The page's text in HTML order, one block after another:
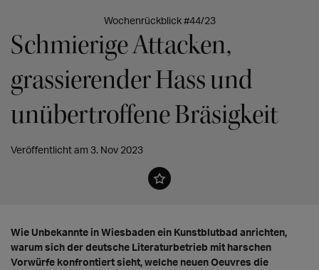
Wochenrückblick #44/23
Schmierige Attacken,
grassierender Hass und
unübertroffene Bräsigkeit
Veröffentlicht am 3. Nov 2023
Wie Unbekannte in Wiesbaden ein Kunstblutbad anrichten,
warum sich der deutsche Literaturbetrieb mit harschen
Vorwürfe konfrontiert sieht, welche neuen Oeuvres die